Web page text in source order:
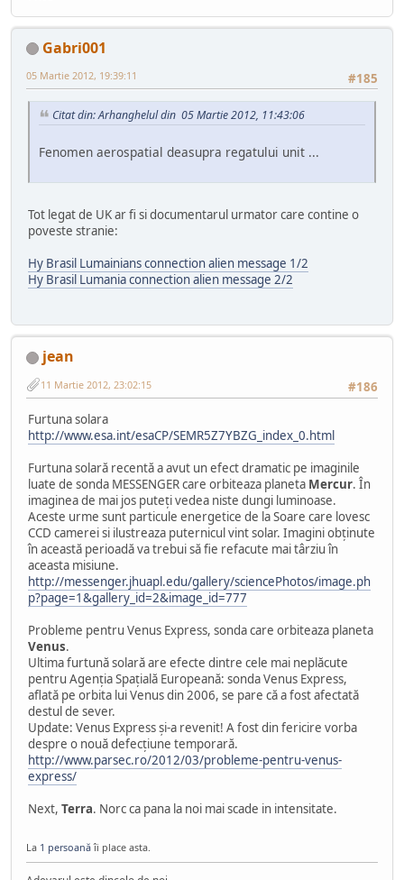
Gabri001
#185
05 Martie 2012, 19:39:11
Citat din: Arhanghelul din 05 Martie 2012, 11:43:06
Fenomen aerospatial deasupra regatului unit ...
Tot legat de UK ar fi si documentarul urmator care contine o
poveste stranie:
Hy Brasil Lumainians connection alien message 1/2
Hy Brasil Lumania connection alien message 2/2
jean
#186
11 Martie 2012, 23:02:15
Furtuna solara
http://www.esa.int/esaCP/SEMR5Z7YBZG_index_0.html
Furtuna solară recentă a avut un efect dramatic pe imaginile
luate de sonda MESSENGER care orbiteaza planeta Mercur. În
imaginea de mai jos puteţi vedea niste dungi luminoase.
Aceste urme sunt particule energetice de la Soare care lovesc
CCD camerei si ilustreaza puternicul vint solar. Imagini obţinute
în această perioadă va trebui să fie refacute mai târziu în
aceasta misiune.
http://messenger.jhuapl.edu/gallery/sciencePhotos/image.ph
p?page=1&gallery_id=2&image_id=777
Probleme pentru Venus Express, sonda care orbiteaza planeta
Venus.
Ultima furtună solară are efecte dintre cele mai neplăcute
pentru Agenția Spațială Europeană: sonda Venus Express,
aflată pe orbita lui Venus din 2006, se pare că a fost afectată
destul de sever.
Update: Venus Express și-a revenit! A fost din fericire vorba
despre o nouă defecțiune temporară.
http://www.parsec.ro/2012/03/probleme-pentru-venus-
express/
Next, Terra. Norc ca pana la noi mai scade in intensitate.
La 1 persoanăîi place asta.